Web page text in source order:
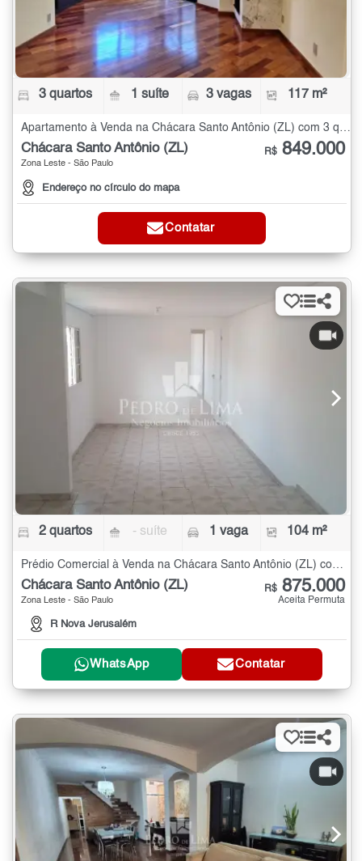
3 quartos 1 suíte 3 vagas 117 m²
Apartamento à Venda na Chácara Santo Antônio (ZL) com 3 quartos - 117 m²
Chácara Santo Antônio (ZL)
Zona Leste - São Paulo
Endereço no círculo do mapa
R$ 849.000
Contatar
2 quartos - suíte 1 vaga 104 m²
Chácara Santo Antônio (ZL)
Zona Leste - São Paulo
R Nova Jerusalém
R$ 875.000
Aceita Permuta
WhatsApp Contatar